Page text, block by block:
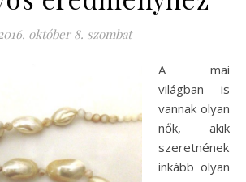
október 8. szombat
A mai
világban is
vannak olyan
nők, akik
szeretnének
inkább olyan